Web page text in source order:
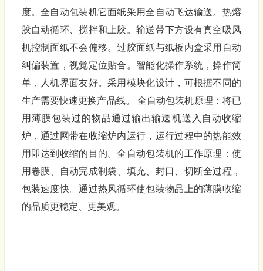
度。全自动包装机它面纸采用全自动飞达输送。热熔
胶自动循环、搅拌和上胶。输送带下方设有真空吸风
机控制面纸不会偏移。过胶面纸与纸板内盒采用自动
纠偏装置，视觉定位贴合。智能化操作系统，操作简
单，人机界面友好。采用模块化设计，可根据不同的
生产需要快速更换产品线。 全自动包装机原理：将已
用薄膜包装过的物品通过输出输送机送入自动收缩
炉，通过网带在收缩炉内运行，运行过程中的热能效
用即达到收缩的目的。全自动包装机的工作原理：使
用卷膜、自动完成制袋、填充、封口、切断全过程，
包装速度快。通过热风循环使包装物品上的薄膜收缩
的品质更稳定、更美观。